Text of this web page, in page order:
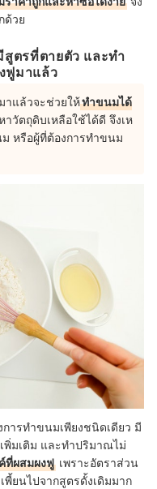
ด้วย
ตรที่ตายตัว และทำ
ฟูมาแล้ว
าแล้วจะช่วยให้ทำขนมได้
วัตถุดิบเหลือใช้ได้ดี จึงเห
หรือผู้ที่ต้องการทำขนม
ารทำขนมเพียงชนิดเดียว มี
พิ่มเติม และทำปริมาณไม่
ที่ผสมผงฟู เพราะอัตราส่วน
ยนไปจากสูตรดั้งเดิมมาก